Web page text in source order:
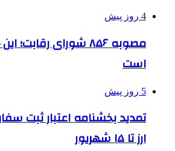
4 روز پیش
مصوبه ۸۵۶ شورای
است
5 روز پیش
تمدید بخشنامه اعتبار ثبت
ارز تا ۱۵ شهریور